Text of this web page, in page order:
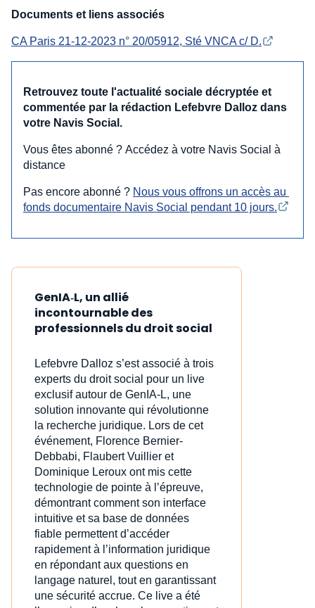
Documents et liens associés
CA Paris 21-12-2023 n° 20/05912, Sté VNCA c/ D.
Retrouvez toute l'actualité sociale décryptée et
commentée par la rédaction Lefebvre Dalloz dans
votre Navis Social.
Vous êtes abonné ? Accédez à votre Navis Social à
distance
Pas encore abonné ? Nous vous offrons un accès au
fonds documentaire Navis Social pendant 10 jours.
GenIA‑L, un allié
incontournable des
professionnels du droit social
Lefebvre Dalloz s’est associé à trois
experts du droit social pour un live
exclusif autour de GenIA‑L, une
solution innovante qui révolutionne
la recherche juridique. Lors de cet
événement, Florence Bernier-
Debbabi, Flaubert Vuillier et
Dominique Leroux ont mis cette
technologie de pointe à l’épreuve,
démontrant comment son interface
intuitive et sa base de données
fiable permettent d’accéder
rapidement à l’information juridique
en répondant aux questions en
langage naturel, tout en garantissant
une sécurité accrue. Ce live a été